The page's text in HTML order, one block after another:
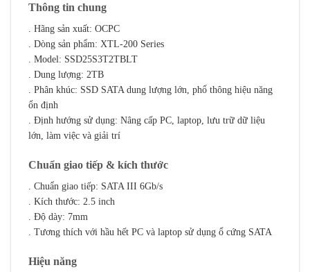
Thông tin chung
. Hãng sản xuất: OCPC
. Dòng sản phẩm: XTL-200 Series
. Model: SSD25S3T2TBLT
. Dung lượng: 2TB
. Phân khúc: SSD SATA dung lượng lớn, phổ thông hiệu năng
ổn định
. Định hướng sử dụng: Nâng cấp PC, laptop, lưu trữ dữ liệu
lớn, làm việc và giải trí
Chuẩn giao tiếp & kích thước
. Chuẩn giao tiếp: SATA III 6Gb/s
. Kích thước: 2.5 inch
. Độ dày: 7mm
. Tương thích với hầu hết PC và laptop sử dụng ổ cứng SATA
Hiệu năng